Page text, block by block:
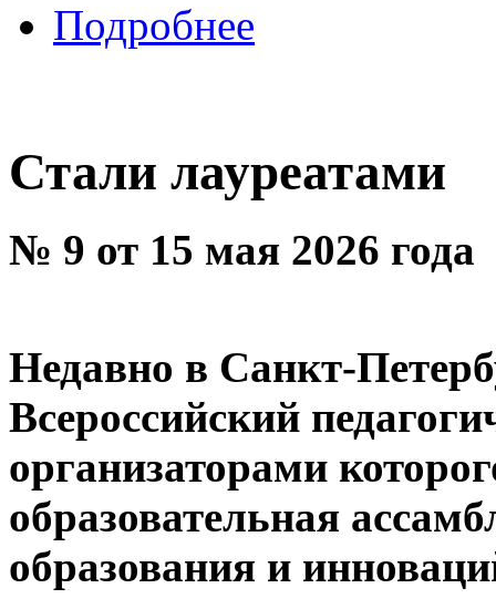
Подробнее
Стали лауреатами
№ 9 от 15 мая 2026 года
Недавно в Санкт-
Всероссийский
организаторами
образовательная
образования и